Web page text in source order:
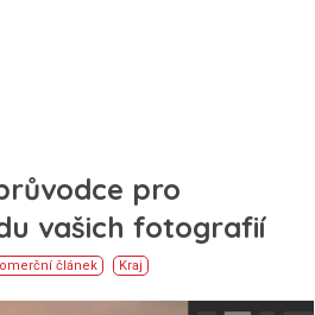
pro
vašich fotografií‍
článek Kraj